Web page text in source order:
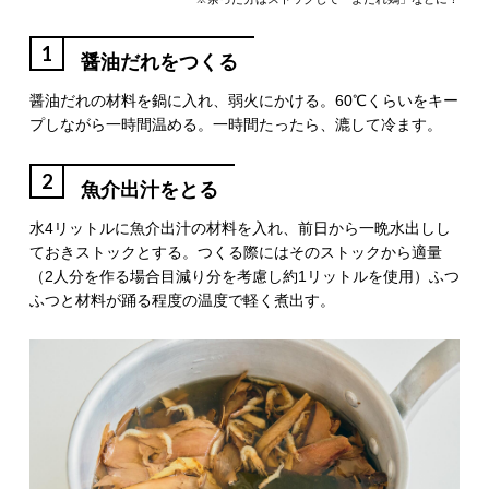
1 醤油だれをつくる
醤油だれの材料を鍋に入れ、弱火にかける。60℃くらいをキー
プしながら一時間温める。一時間たったら、漉して冷ます。
2 魚介出汁をとる
水4リットルに魚介出汁の材料を入れ、前日から一晩水出しし
ておきストックとする。つくる際にはそのストックから適量
（2人分を作る場合目減り分を考慮し約1リットルを使用）ふつ
ふつと材料が踊る程度の温度で軽く煮出す。